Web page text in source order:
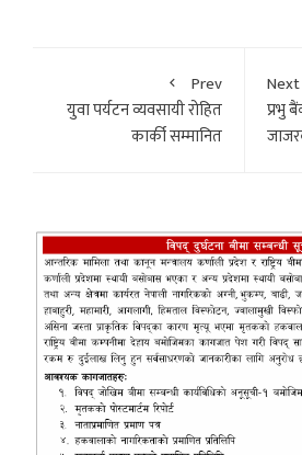
Prev
युवा पर्यटन व्यवसायी रोहित
कार्की सम्मानित
Next
प्रभु